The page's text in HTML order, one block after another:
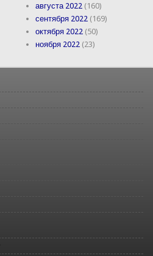
августа 2022 (160)
сентября 2022 (169)
октября 2022 (50)
ноября 2022 (23)